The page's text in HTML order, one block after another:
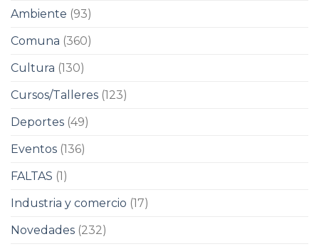
Ambiente (93)
Comuna (360)
Cultura (130)
Cursos/Talleres (123)
Deportes (49)
Eventos (136)
FALTAS (1)
Industria y comercio (17)
Novedades (232)